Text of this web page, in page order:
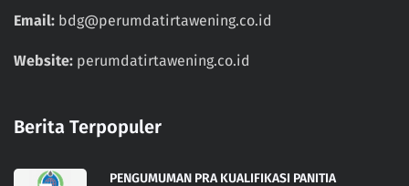
Email: bdg@perumdatirtawening.co.id
Website: perumdatirtawening.co.id
Berita Terpopuler
PENGUMUMAN PRA KUALIFIKASI PANITIA